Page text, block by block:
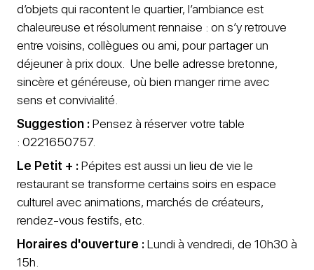
d’objets qui racontent le quartier, l’ambiance est
chaleureuse et résolument rennaise : on s’y retrouve
entre voisins, collègues ou ami, pour partager un
déjeuner à prix doux. Une belle adresse bretonne,
sincère et généreuse, où bien manger rime avec
sens et convivialité.
Suggestion :Pensez à réserver votre table
: 0221650757.
Le Petit + :Pépites est aussi un lieu de vie le
restaurant se transforme certains soirs en espace
culturel avec animations, marchés de créateurs,
rendez-vous festifs, etc.
Horaires d'ouverture :Lundi à vendredi, de 10h30 à
15h.